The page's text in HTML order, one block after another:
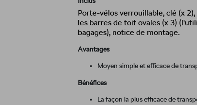
Porte-vélos verrouillable, clé (x
les barres de toit ovales (x 3)
bagages), notice de montage.
Avantages
Moyen simple et efficace de
Bénéfices
La façon la plus efficace de